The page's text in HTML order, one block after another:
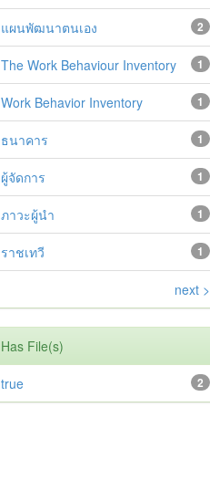
2
แผนพัฒนาตนเอง
1
The Work Behaviour Inventory
1
Work Behavior Inventory
1
ธนาคาร
1
ผู้จัดการ
1
ภาวะผู้นำ
1
ราชเทวี
next >
Has File(s)
2
true